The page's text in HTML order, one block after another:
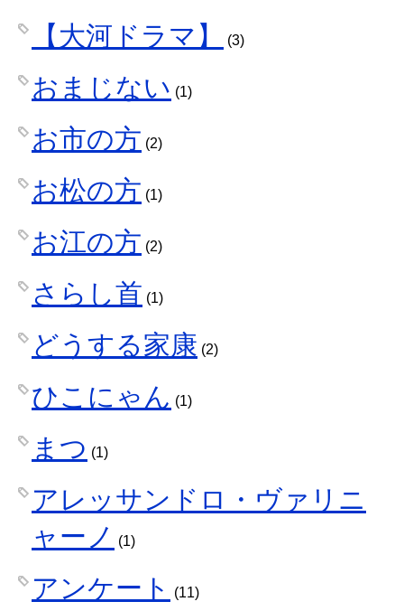
【大河ドラマ】 (3)
おまじない (1)
お市の方 (2)
お松の方 (1)
お江の方 (2)
さらし首 (1)
どうする家康 (2)
ひこにゃん (1)
まつ (1)
アレッサンドロ・ヴァリニ
ャーノ
(1)
アンケート (11)